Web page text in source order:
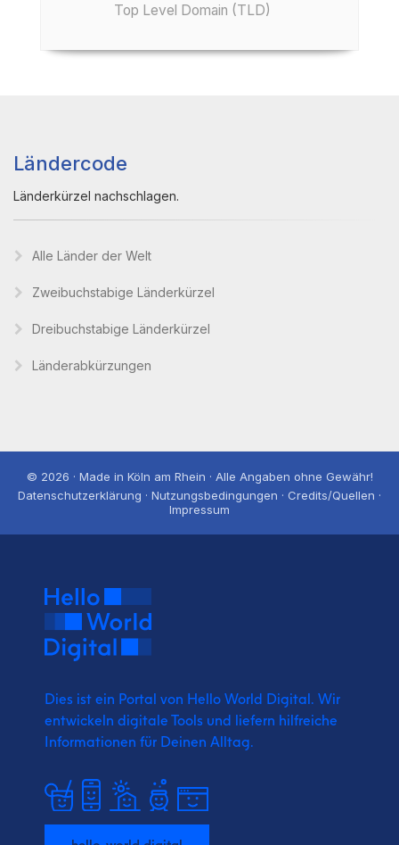
Top Level Domain (TLD)
Ländercode
Länderkürzel nachschlagen.
Alle Länder der Welt
Zweibuchstabige Länderkürzel
Dreibuchstabige Länderkürzel
Länderabkürzungen
© 2026 · Made in Köln am Rhein · Alle Angaben ohne Gewähr!
Datenschutzerklärung · Nutzungsbedingungen · Credits/Quellen ·
Impressum
Dies ist ein Portal von Hello World Digital. Wir
entwickeln digitale Tools und liefern hilfreiche
Informationen für Deinen Alltag.